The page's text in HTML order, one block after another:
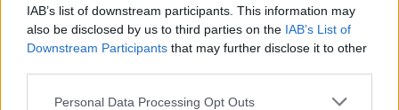
IAB’s list of downstream participants. This information may
also be disclosed by us to third parties on the IAB’s List of
Downstream Participants that may further disclose it to other
Personal Data Processing Opt Outs
máj 2023
apríl 2023
marec 2023